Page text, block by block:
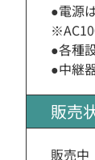
●電源
●各種
●中継
販売
販売中